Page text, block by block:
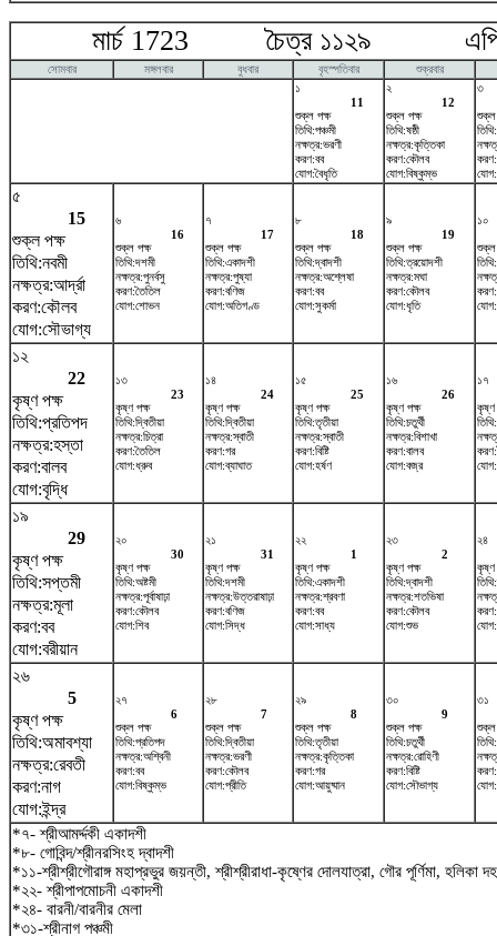
মার্চ 1723 চৈত্র ১১২৯
সোমবার মঙ্গলবার বুধবার বৃহস্পতিবার
শুক্রবার
১
11
শুক্ল পক্ষ
তিথি:পঞ্চমী
নক্ষত্র:ভরণী
করণ:বব
যোগ:বৈধৃতি
২
12
শুক্ল পক্ষ
তিথি:ষষ্ঠী
নক্ষত্র:কৃত্তিকা
করণ:কৌলব
যোগ:বিষ্কুম্ভ
৩
শুক্ল
৫
15
শুক্ল পক্ষ
তিথি:নবমী
নক্ষত্র:আর্দ্রা
করণ:কৌলব
যোগ:সৌভাগ্য
৬
16
শুক্ল পক্ষ
তিথি:দশমী
নক্ষত্র:পুনর্বসু
করণ:তৈতিল
যোগ:শোভন
৭
17
শুক্ল পক্ষ
তিথি:একাদশী
নক্ষত্র:পুষ্যা
করণ:বণিজ
যোগ:অতিগণ্ড
৮
18
শুক্ল পক্ষ
তিথি:দ্বাদশী
নক্ষত্র:অশ্লেষা
করণ:বব
যোগ:সুকর্মা
৯
19
শুক্ল পক্ষ
তিথি:ত্রয়োদশী
নক্ষত্র:মঘা
করণ:কৌলব
যোগ:ধৃতি
১০
শুক্ল
১২
22
কৃষ্ণ পক্ষ
তিথি:প্রতিপদ
নক্ষত্র:হস্তা
করণ:বালব
যোগ:বৃদ্ধি
১৩
23
কৃষ্ণ পক্ষ
তিথি:দ্বিতীয়া
নক্ষত্র:চিত্রা
করণ:তৈতিল
যোগ:ধ্রুব
১৪
24
কৃষ্ণ পক্ষ
তিথি:দ্বিতীয়া
নক্ষত্র:স্বাতী
করণ:গর
যোগ:ব্যাঘাত
১৫
25
কৃষ্ণ পক্ষ
তিথি:তৃতীয়া
নক্ষত্র:স্বাতী
করণ:বিষ্টি
যোগ:হর্ষণ
১৬
26
কৃষ্ণ পক্ষ
তিথি:চতুর্থী
নক্ষত্র:বিশাখা
করণ:বালব
যোগ:বজ্র
১৭
কৃষ্ণ
১৯
29
কৃষ্ণ পক্ষ
তিথি:সপ্তমী
নক্ষত্র:মূলা
করণ:বব
যোগ:বরীয়ান
২০
30
কৃষ্ণ পক্ষ
তিথি:অষ্টমী
নক্ষত্র:পূর্বাষাঢ়া
করণ:কৌলব
যোগ:শিব
২১
31
কৃষ্ণ পক্ষ
তিথি:দশমী
নক্ষত্র:উত্তরাষাঢ়া
করণ:বণিজ
যোগ:সিদ্ধ
২২
1
কৃষ্ণ পক্ষ
তিথি:একাদশী
নক্ষত্র:শ্রবণা
করণ:বব
যোগ:সাধ্য
২৩
2
কৃষ্ণ পক্ষ
তিথি:দ্বাদশী
নক্ষত্র:শতভিষ‌া
করণ:কৌলব
যোগ:শুভ
২৪
কৃষ্ণ
২৬
5
কৃষ্ণ পক্ষ
তিথি:অমাবশ্যা
নক্ষত্র:রেবতী
করণ:নাগ
যোগ:ইন্দ্র
২৭
6
শুক্ল পক্ষ
তিথি:প্রতিপদ
নক্ষত্র:অশ্বিনী
করণ:বব
যোগ:বিষ্কুম্ভ
২৮
7
শুক্ল পক্ষ
তিথি:দ্বিতীয়া
নক্ষত্র:ভরণী
করণ:কৌলব
যোগ:প্রীতি
২৯
8
শুক্ল পক্ষ
তিথি:তৃতীয়া
নক্ষত্র:কৃত্তিকা
করণ:গর
যোগ:আয়ুষ্মান
৩০
9
শুক্ল পক্ষ
তিথি:চতুর্থী
নক্ষত্র:রোহিণী
করণ:বিষ্টি
যোগ:সৌভাগ্য
৩১
শুক্ল
*৭- শ্রীআমর্দ্দকী একাদশী
*৮- গোবিন্দ/শ্রীনরসিংহ দ্বাদশী
*১১-শ্রীশ্রীগৌরাঙ্গ মহাপ্রভুর জয়ন্তী, শ্রীশ্রীরাধা-কৃষ্ণের দোলযাত্রা, গৌর পূর্ণিমা, হলিকা
*২২- শ্রীপাপমোচনী একাদশী
*২৪- বারনী/বারনীর মেলা
*৩১-শ্রীনাগ পঞ্চমী